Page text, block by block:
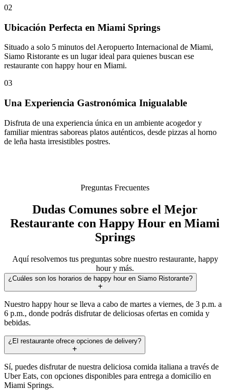
02
Ubicación Perfecta en Miami Springs
Situado a solo 5 minutos del Aeropuerto Internacional de Miami,
Siamo Ristorante es un lugar ideal para quienes buscan ese
restaurante con happy hour en Miami.
03
Una Experiencia Gastronómica Inigualable
Disfruta de una experiencia única en un ambiente acogedor y
familiar mientras saboreas platos auténticos, desde pizzas al horno
de leña hasta irresistibles postres.
Preguntas Frecuentes
Dudas Comunes sobre el Mejor
Restaurante con Happy Hour en Miami
Springs
Aquí resolvemos tus preguntas sobre nuestro restaurante, happy
hour y más.
¿Cuáles son los horarios de happy hour en Siamo Ristorante?
Nuestro happy hour se lleva a cabo de martes a viernes, de 3 p.m. a
6 p.m., donde podrás disfrutar de deliciosas ofertas en comida y
bebidas.
¿El restaurante ofrece opciones de delivery?
Sí, puedes disfrutar de nuestra deliciosa comida italiana a través de
Uber Eats, con opciones disponibles para entrega a domicilio en
Miami Springs.